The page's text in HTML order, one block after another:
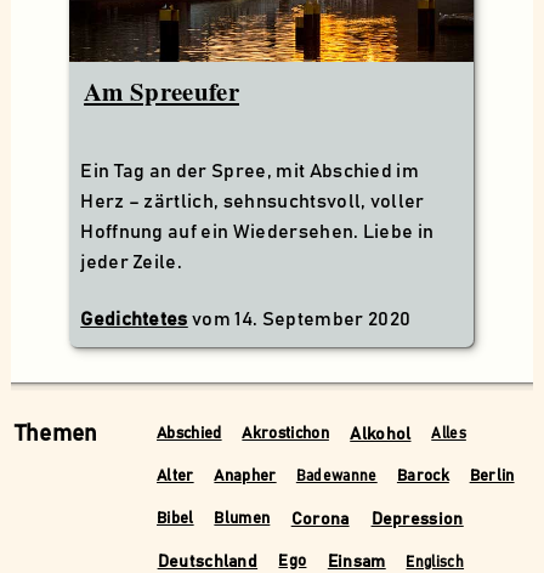
Am Spreeufer
Ein Tag an der Spree, mit Abschied im
Herz – zärtlich, sehnsuchtsvoll, voller
Hoffnung auf ein Wiedersehen. Liebe in
jeder Zeile.
Gedichtetes vom14. September 2020
Themen Abschied Akrostichon Alkohol Alles
Alter Anapher Badewanne Barock Berlin
Bibel Blumen Corona Depression
Deutschland Ego Einsam Englisch